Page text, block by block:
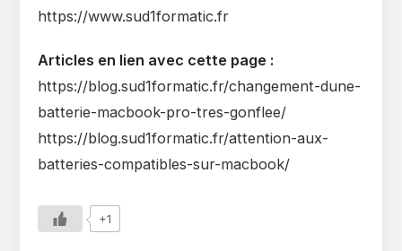
https://www.sud1formatic.fr
Articles en lien avec cette page :
https://blog.sud1formatic.fr/changement-dune-
batterie-macbook-pro-tres-gonflee/
https://blog.sud1formatic.fr/attention-aux-
batteries-compatibles-sur-macbook/
+1